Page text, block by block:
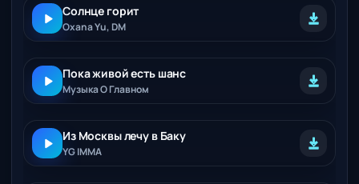
Солнце горит
Oxana Yu, DM
Пока живой есть шанс
Музыка О Главном
Из Москвы лечу в Баку
YG IMMA